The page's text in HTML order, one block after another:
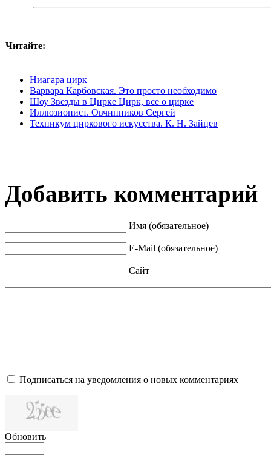
Читайте:
Ниагара цирк
Варвара Карбовская. Это просто необходимо
Шоу Звезды в Цирке Цирк, все о цирке
Иллюзионист. Овчинников Сергей
Техникум циркового искусства. К. Н. Зайцев
Добавить комментарий
Имя (обязательное)
E-Mail (обязательное)
Сайт
Подписаться на уведомления о новых комментариях
Обновить